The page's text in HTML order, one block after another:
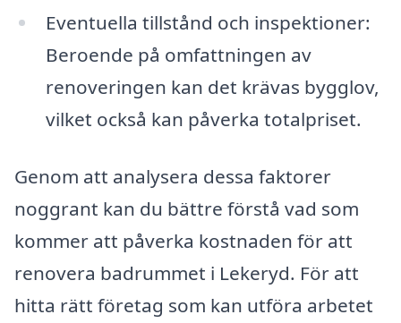
Eventuella tillstånd och inspektioner:
Beroende på omfattningen av
renoveringen kan det krävas bygglov,
vilket också kan påverka totalpriset.
Genom att analysera dessa faktorer
noggrant kan du bättre förstå vad som
kommer att påverka kostnaden för att
renovera badrummet i Lekeryd. För att
hitta rätt företag som kan utföra arbetet